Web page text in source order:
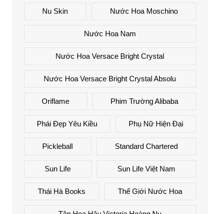
Nu Skin Nước Hoa Moschino
Nước Hoa Nam
Nước Hoa Versace Bright Crystal
Nước Hoa Versace Bright Crystal Absolu
Oriflame Phim Trường Alibaba
Phái Đẹp Yêu Kiều Phụ Nữ Hiện Đại
Pickleball Standard Chartered
Sun Life Sun Life Việt Nam
Thái Hà Books Thế Giới Nước Hoa